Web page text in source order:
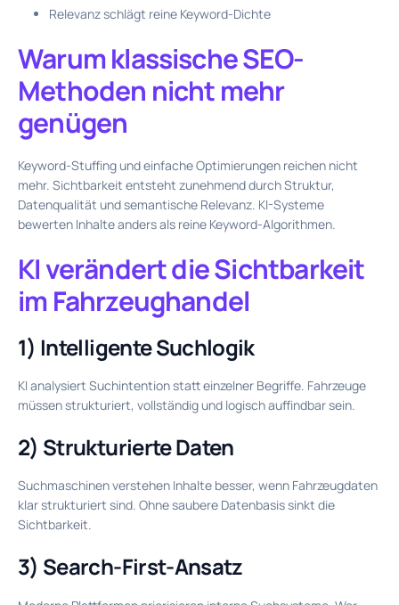
Relevanz schlägt reine Keyword-Dichte
Warum klassische SEO-
Methoden nicht mehr
genügen
Keyword-Stuffing und einfache Optimierungen reichen nicht
mehr. Sichtbarkeit entsteht zunehmend durch Struktur,
Datenqualität und semantische Relevanz. KI-Systeme
bewerten Inhalte anders als reine Keyword-Algorithmen.
KI verändert die Sichtbarkeit
im Fahrzeughandel
1) Intelligente Suchlogik
KI analysiert Suchintention statt einzelner Begriffe. Fahrzeuge
müssen strukturiert, vollständig und logisch auffindbar sein.
2) Strukturierte Daten
Suchmaschinen verstehen Inhalte besser, wenn Fahrzeugdaten
klar strukturiert sind. Ohne saubere Datenbasis sinkt die
Sichtbarkeit.
3) Search-First-Ansatz